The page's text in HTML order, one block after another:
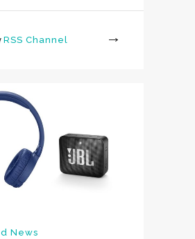
RSS Channel
More
News